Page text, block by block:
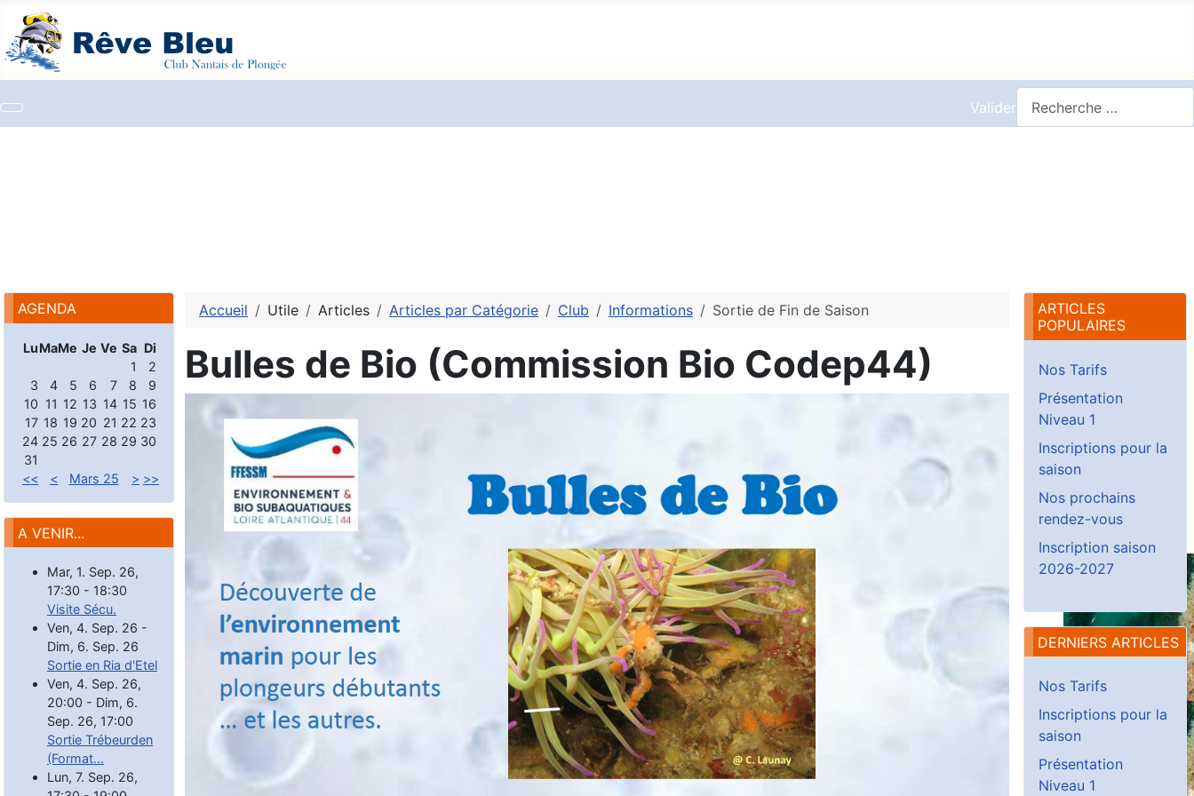
Valider
AGENDA
LuMaMe Je Ve Sa Di
1
2
3
4 5 6 7 8
9
10 11 12 13 14 15 16
17 18 19 20 21 22 23
24 25 26 27 28 29 30
31
<<
< Mars 25 > >>
A VENIR...
Mar, 1. Sep. 26,
17:30 - 18:30
Visite Sécu.
Ven, 4. Sep. 26 -
Dim, 6. Sep. 26
Sortie en Ria d'Etel
Ven, 4. Sep. 26,
20:00 - Dim, 6.
Sep. 26, 17:00
Sortie Trébeurden
(Format...
Lun, 7. Sep. 26,
Accueil Utile Articles Articles par Catégorie Club Informations Sortie de Fin de Saison
Bulles de Bio (Commission Bio Codep44)
ARTICLES
POPULAIRES
Nos Tarifs
Présentation
Niveau 1
Inscriptions pour la
saison
Nos prochains
rendez-vous
Inscription saison
2026-2027
DERNIERS ARTICLES
Nos Tarifs
Inscriptions pour la
saison
Présentation
Niveau 1